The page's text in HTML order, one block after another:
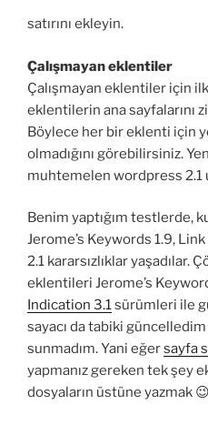
satırını ekleyin.
Çalışmayan eklentiler
Çalışmayan eklentiler için
eklentilerin ana sayfalarını
Böylece her bir eklenti için
olmadığını görebilirsiniz.
muhtemelen wordpress 2.1
Benim yaptığım testlerde,
Jerome’s Keywords 1.9,
2.1 kararsızlıklar yaşadılar.
eklentileri Jerome’s
Indication 3.1sürümleri ile
sayacı da tabiki
sunmadım. Yani eğersayfa
yapmanız gereken tek şey
dosyaların üstüne yazmak 😉